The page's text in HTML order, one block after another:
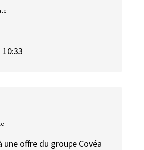
10:33
une offre du groupe Covéa